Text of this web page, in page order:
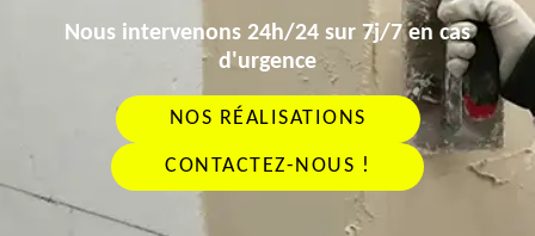
Nous intervenons 24h/24 sur 7j/7 en cas
d'urgence
NOS RÉALISATIONS
CONTACTEZ-NOUS !